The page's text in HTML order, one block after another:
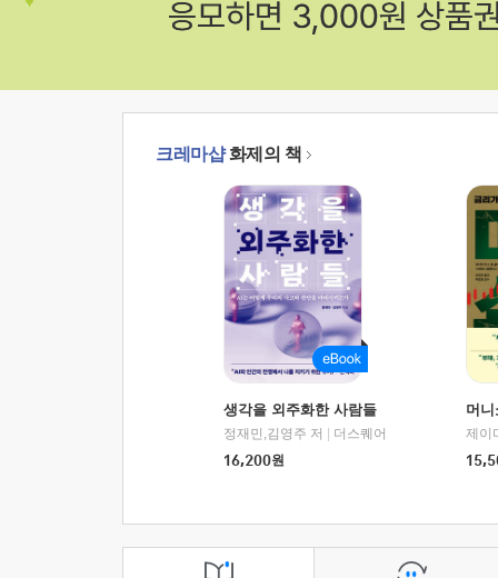
크레마샵화제의 책
생각을 외주화한 사람들
정재민,김영주 저
더스퀘어
16,200원
머